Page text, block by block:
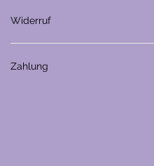
Widerruf
Zahlung